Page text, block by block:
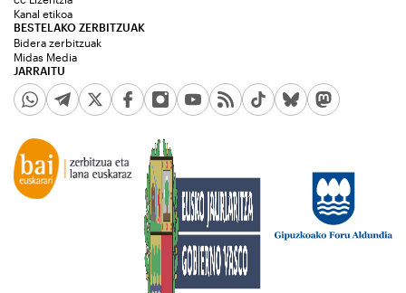
JARRAITU
Kanal etikoa
BESTELAKO ZERBITZUAK
Bidera zerbitzuak
Midas Media